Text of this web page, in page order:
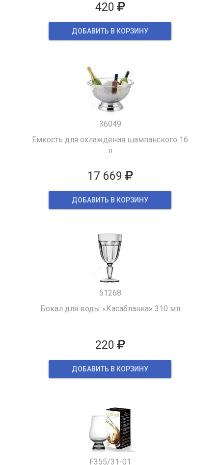
420
ДОБАВИТЬ В КОРЗИНУ
36049
Емкость для охлаждения шампанского 16
л
17 669
ДОБАВИТЬ В КОРЗИНУ
51268
Бокал для воды «Касабланка» 310 мл
220
ДОБАВИТЬ В КОРЗИНУ
F355/31-01